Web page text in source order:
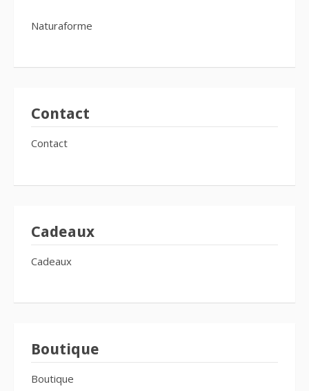
Naturaforme
Contact
Contact
Cadeaux
Cadeaux
Boutique
Boutique